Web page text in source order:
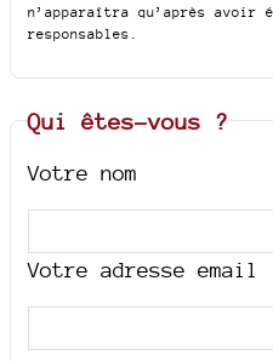
n’apparaîtra qu’après avoir
responsables.
Qui êtes-vous ?
Votre nom
Votre adresse email